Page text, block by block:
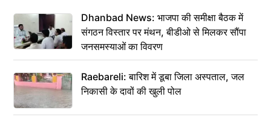
Dhanbad News: भाजपा की समीक्षा बैठक में
संगठन विस्तार पर मंथन, बीडीओ से मिलकर सौंपा
जनसमस्याओं का विवरण
Raebareli: बारिश में डूबा जिला अस्पताल, जल
निकासी के दावों की खुली पोल